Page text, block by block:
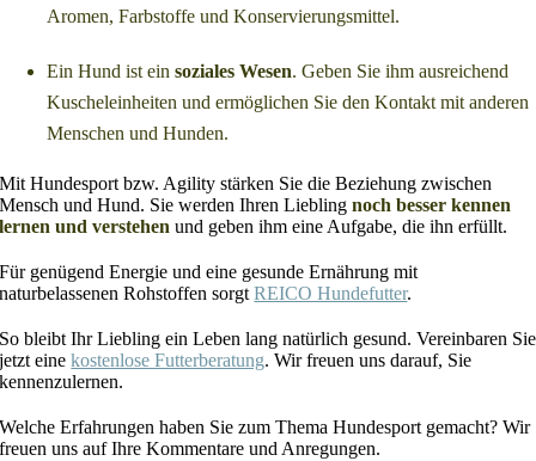
Aromen, Farbstoffe und Konservierungsmittel.
Ein Hund ist einsoziales Wesen. Geben Sie ihm ausreichend
Kuscheleinheiten und ermöglichen Sie den Kontakt mit anderen
Menschen und Hunden.
Mit Hundesport bzw. Agility stärken Sie die Beziehung zwischen
Mensch und Hund. Sie werden Ihren Lieblingnoch besser kennen
lernen und verstehen und geben ihm eine Aufgabe, die ihn erfüllt.
Für genügend Energie und eine gesunde Ernährung mit
naturbelassenen Rohstoffen sorgtREICO Hundefutter.
So bleibt Ihr Liebling ein Leben lang natürlich gesund. Vereinbaren Sie
jetzt einekostenlose Futterberatung. Wir freuen uns darauf, Sie
kennenzulernen.
Welche Erfahrungen haben Sie zum Thema Hundesport gemacht? Wir
freuen uns auf Ihre Kommentare und Anregungen.